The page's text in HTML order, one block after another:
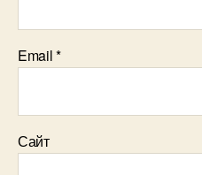
Email*
Сайт